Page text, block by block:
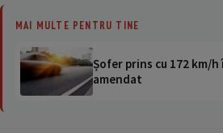
MAI MULTE PENTRU TINE
Șofer prins cu 172 km/
amendat